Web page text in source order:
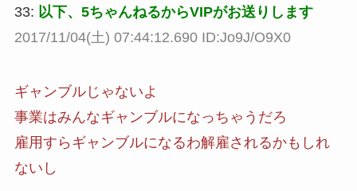
33: 以下、5ちゃんねるからVIPがお送りします
2017/11/04(土) 07:44:12.690 ID:Jo9J/O9X0
ギャンブルじゃないよ
事業はみんなギャンブルになっちゃうだろ
雇用すらギャンブルになるわ解雇されるかもしれ
ないし